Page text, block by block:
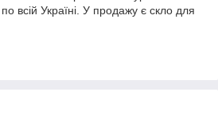
всій Україні. У продажу є скло для